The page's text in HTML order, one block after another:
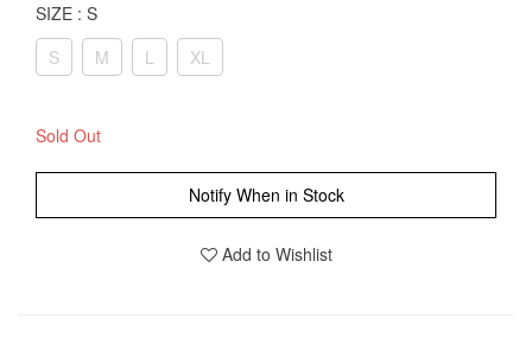
SIZE : S
S
M L XL
Sold Out
Notify When in Stock
Add to Wishlist